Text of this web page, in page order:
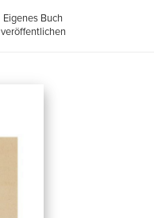
Eigenes Buch
veröffentlichen